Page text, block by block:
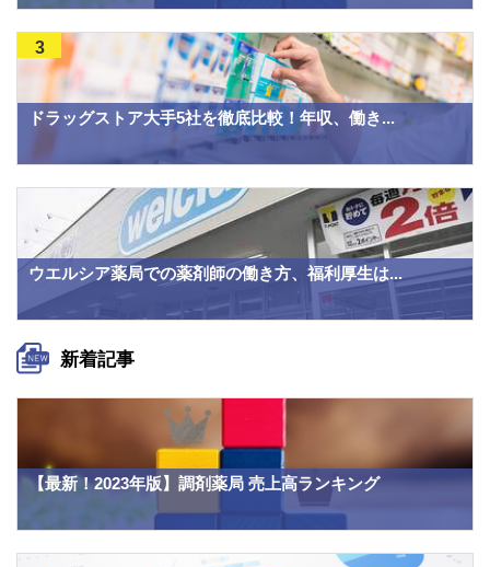
ドラッグストア大手5社を徹底比較！年収、働き...
3
ウエルシア薬局での薬剤師の働き方、福利厚生は...
新着記事
【最新！2023年版】調剤薬局 売上高ランキング